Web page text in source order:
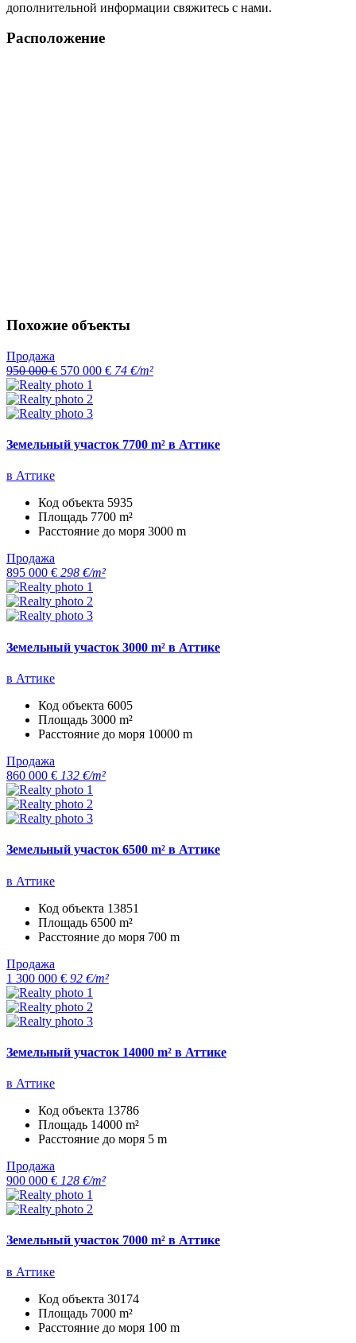
дополнительной информации свяжитесь с нами.
Расположение
Похожие объекты
Продажа
950 000 € 570 000 € 74 €/m²
Земельный участок 7700 m² в Аттике
в Аттике
Код объекта 5935
Площадь 7700 m²
Расстояние до моря 3000 m
Продажа
895 000 € 298 €/m²
Земельный участок 3000 m² в Аттике
в Аттике
Код объекта 6005
Площадь 3000 m²
Расстояние до моря 10000 m
Продажа
860 000 € 132 €/m²
Земельный участок 6500 m² в Аттике
в Аттике
Код объекта 13851
Площадь 6500 m²
Расстояние до моря 700 m
Продажа
1 300 000 € 92 €/m²
Земельный участок 14000 m² в Аттике
в Аттике
Код объекта 13786
Площадь 14000 m²
Расстояние до моря 5 m
Продажа
900 000 € 128 €/m²
Земельный участок 7000 m² в Аттике
в Аттике
Код объекта 30174
Площадь 7000 m²
Расстояние до моря 100 m